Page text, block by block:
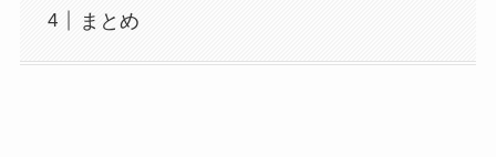
まとめ